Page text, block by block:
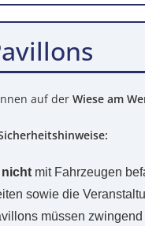
auf der Wiese am
nicht mit Fahrzeugen
sowie die
müssen